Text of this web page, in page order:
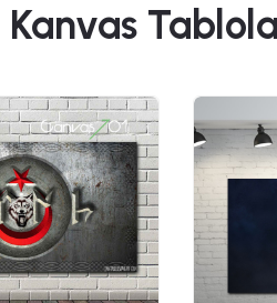
Kanvas